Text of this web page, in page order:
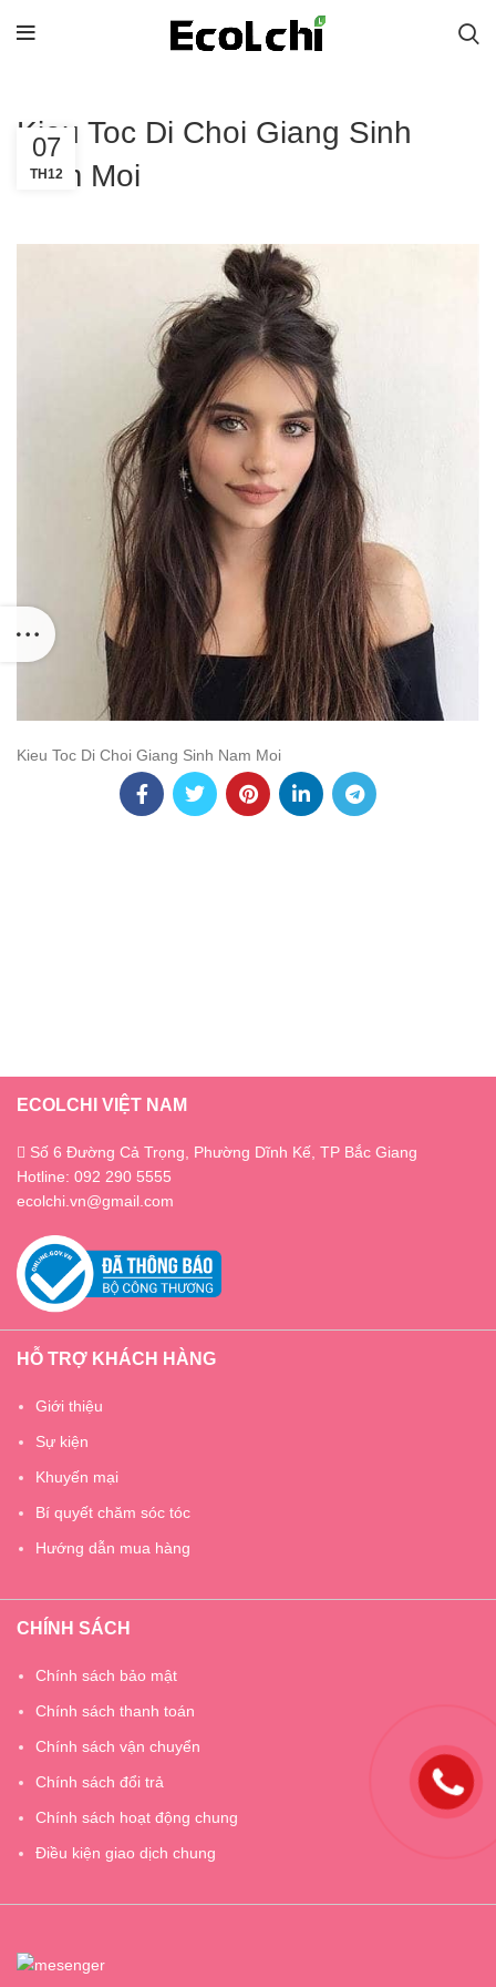
Kieu Toc Di Choi Giang Sinh
Nam Moi
07
TH12
Kieu Toc Di Choi Giang Sinh Nam Moi
ECOLCHI VIỆT NAM
Số 6 Đường Cả Trọng, Phường Dĩnh Kế, TP Bắc Giang
Hotline: 092 290 5555
ecolchi.vn@gmail.com
HỖ TRỢ KHÁCH HÀNG
Giới thiệu
Sự kiện
Khuyến mại
Bí quyết chăm sóc tóc
Hướng dẫn mua hàng
CHÍNH SÁCH
Chính sách bảo mật
Chính sách thanh toán
Chính sách vận chuyển
Chính sách đổi trả
Chính sách hoạt động chung
Điều kiện giao dịch chung